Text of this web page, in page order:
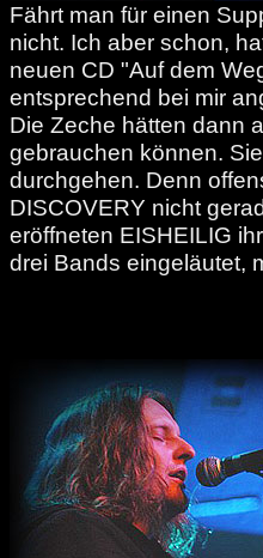
Fährt man für einen
nicht. Ich aber schon,
neuen CD "Auf dem
entsprechend bei mir
Die Zeche hätten dann
gebrauchen können.
durchgehen. Denn
DISCOVERY nicht
eröffneten EISHEILIG
drei Bands eingeläutet,